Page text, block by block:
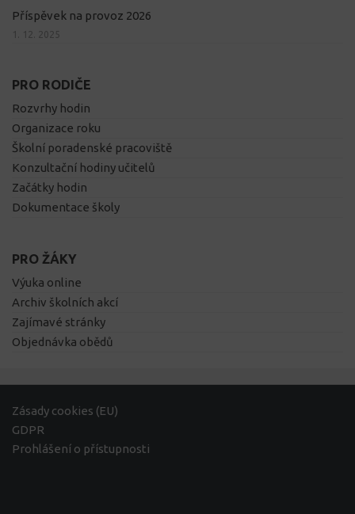
Příspěvek na provoz 2026
1. 12. 2025
PRO RODIČE
Rozvrhy hodin
Organizace roku
Školní poradenské pracoviště
Konzultační hodiny učitelů
Začátky hodin
Dokumentace školy
PRO ŽÁKY
Výuka online
Archiv školních akcí
Zajímavé stránky
Objednávka obědů
Zásady cookies (EU)
GDPR
Prohlášení o přístupnosti